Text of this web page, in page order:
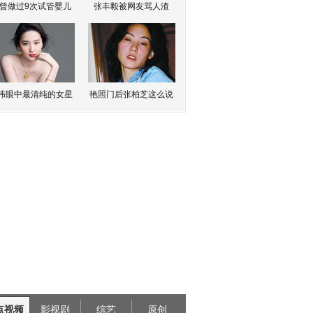
做过9次试管婴儿 张丰毅被网友骂人渣
眼中最清纯的女星 艳照门后张柏芝这么说
视频 影视剧 综艺 原创